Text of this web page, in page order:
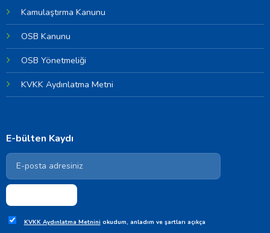
Kamulaştırma Kanunu
OSB Kanunu
OSB Yönetmeliği
KVKK Aydınlatma Metni
E-bülten Kaydı
KVKK Aydınlatma Metnini okudum, anladım ve şartları açıkça